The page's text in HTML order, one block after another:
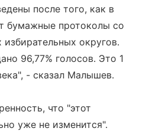
после того, как в
бумажные протоколы со
округов.
96,77% голосов. Это 1
- сказал Малышев.
что "этот
уже не изменится".